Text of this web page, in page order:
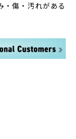
・傷・汚れがある